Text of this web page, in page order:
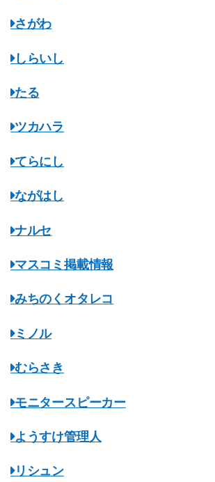
さがわ
しらいし
たる
ツカハラ
てらにし
ながはし
ナルセ
マスコミ掲載情報
みちのくオタレコ
ミノル
むらさき
モニタースピーカー
ようすけ管理人
リシュン